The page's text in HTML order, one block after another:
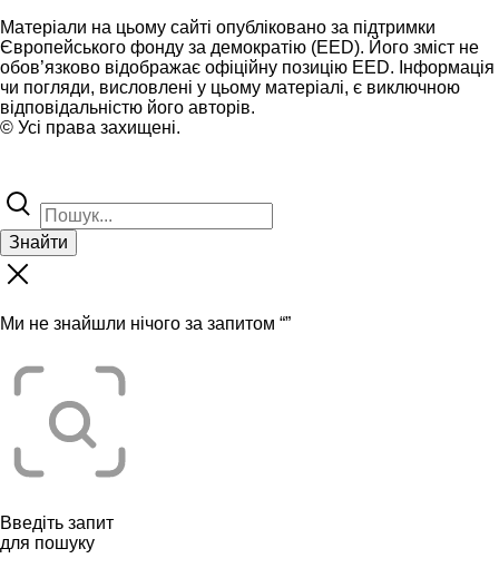
Матеріали на цьому сайті опубліковано за підтримки
Європейського фонду за демократію (EED). Його зміст не
обов’язково відображає офіційну позицію EED. Інформація
чи погляди, висловлені у цьому матеріалі, є виключною
відповідальністю його авторів.
© Усі права захищені.
Знайти
Ми не знайшли нічого за запитом “”
Введіть запит
для пошуку